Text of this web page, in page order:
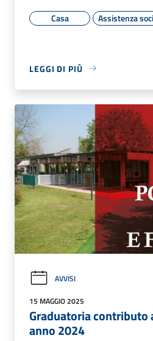
Casa Assistenza
LEGGI DI PIÙ
AVVISI
15 MAGGIO 2025
Graduatoria
anno 2024